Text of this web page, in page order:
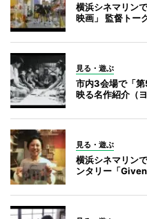
横浜シネマリン
映画」 監督トー
見る・遊ぶ
市内3会場で「
映る名作紹介（
見る・遊ぶ
横浜シネマリン
ンタリー「Given